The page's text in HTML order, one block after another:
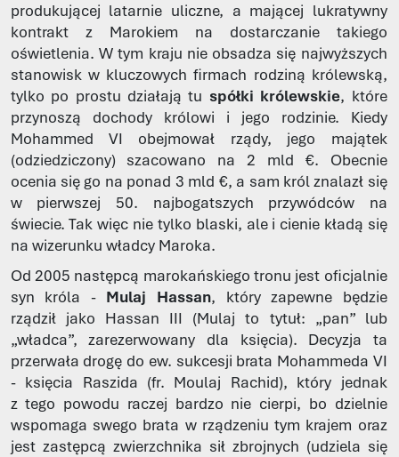
produkującej latarnie uliczne, a mającej lukratywny
kontrakt z Marokiem na dostarczanie takiego
oświetlenia. W tym kraju nie obsadza się najwyższych
stanowisk w kluczowych firmach rodziną królewską,
tylko po prostu działają tu spółki królewskie, które
przynoszą dochody królowi i jego rodzinie. Kiedy
Mohammed VI obejmował rządy, jego majątek
(odziedziczony) szacowano na 2 mld €. Obecnie
ocenia się go na ponad 3 mld €, a sam król znalazł się
w pierwszej 50. najbogatszych przywódców na
świecie. Tak więc nie tylko blaski, ale i cienie kładą się
na wizerunku władcy Maroka.
Od 2005 następcą marokańskiego tronu jest oficjalnie
syn króla - Mulaj Hassan, który zapewne będzie
rządził jako Hassan III (Mulaj to tytuł: „pan” lub
„władca”, zarezerwowany dla księcia). Decyzja ta
przerwała drogę do ew. sukcesji brata Mohammeda VI
- księcia Raszida (fr. Moulaj Rachid), który jednak
z tego powodu raczej bardzo nie cierpi, bo dzielnie
wspomaga swego brata w rządzeniu tym krajem oraz
jest zastępcą zwierzchnika sił zbrojnych (udziela się